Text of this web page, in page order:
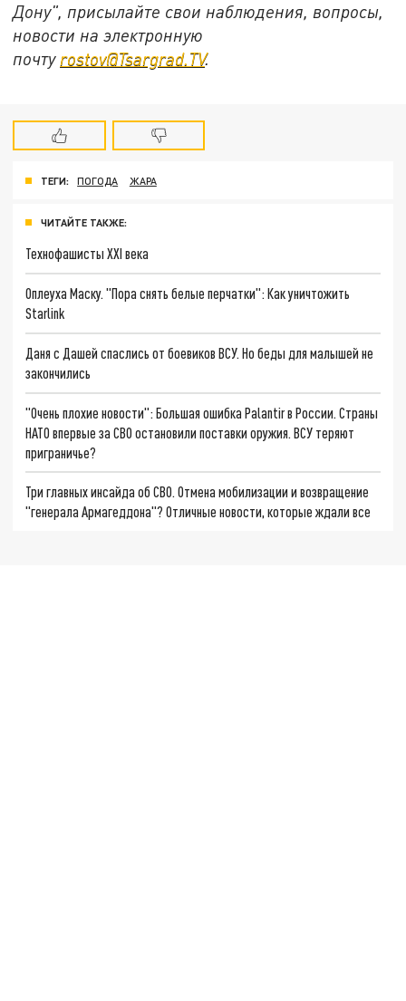
Дону", присылайте свои наблюдения, вопросы,
новости на электронную
почту rostov@Tsargrad.ТV.
ТЕГИ: ПОГОДА ЖАРА
ЧИТАЙТЕ ТАКЖЕ:
Технофашисты XXI века
Оплеуха Маску. "Пора снять белые перчатки": Как уничтожить
Starlink
Даня с Дашей спаслись от боевиков ВСУ. Но беды для малышей не
закончились
"Очень плохие новости": Большая ошибка Palantir в России. Страны
НАТО впервые за СВО остановили поставки оружия. ВСУ теряют
приграничье?
Три главных инсайда об СВО. Отмена мобилизации и возвращение
"генерала Армагеддона"? Отличные новости, которые ждали все